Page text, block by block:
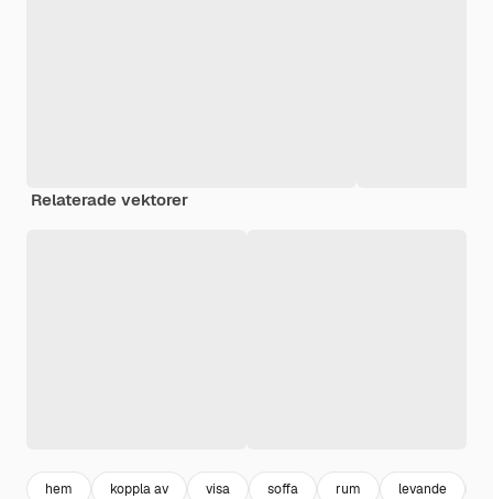
Relaterade vektorer
hem koppla av visa soffa rum levande